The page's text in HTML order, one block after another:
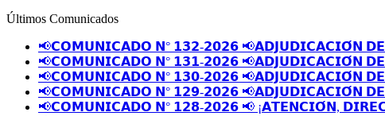
Últimos Comunicados
📢𝗖𝗢𝗠𝗨𝗡𝗜𝗖𝗔𝗗𝗢 𝗡° 𝟭𝟯𝟮-𝟮𝟬𝟮𝟲 📢𝗔𝗗𝗝𝗨𝗗𝗜𝗖𝗔𝗖𝗜𝗢́𝗡
📢𝗖𝗢𝗠𝗨𝗡𝗜𝗖𝗔𝗗𝗢 𝗡° 𝟭𝟯𝟭-𝟮𝟬𝟮𝟲 📢𝗔𝗗𝗝𝗨𝗗𝗜𝗖𝗔𝗖𝗜𝗢́𝗡
📢𝗖𝗢𝗠𝗨𝗡𝗜𝗖𝗔𝗗𝗢 𝗡° 𝟭𝟯𝟬-𝟮𝟬𝟮𝟲 📢𝗔𝗗𝗝𝗨𝗗𝗜𝗖𝗔𝗖𝗜𝗢́𝗡
📢𝗖𝗢𝗠𝗨𝗡𝗜𝗖𝗔𝗗𝗢 𝗡° 𝟭𝟮𝟵-𝟮𝟬𝟮𝟲 📢𝗔𝗗𝗝𝗨𝗗𝗜𝗖𝗔𝗖𝗜𝗢́𝗡
📢𝗖𝗢𝗠𝗨𝗡𝗜𝗖𝗔𝗗𝗢 𝗡° 𝟭𝟮𝟴-𝟮𝟬𝟮𝟲 📢 ¡𝗔𝗧𝗘𝗡𝗖𝗜𝗢́𝗡,